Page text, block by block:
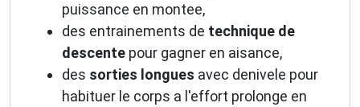
puissance en montee,
des entrainements de technique de
descente pour gagner en aisance,
des sorties longues avec denivele pour
habituer le corps a l'effort prolonge en